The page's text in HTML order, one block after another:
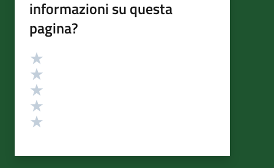
informazioni su questa
pagina?
Valutazione